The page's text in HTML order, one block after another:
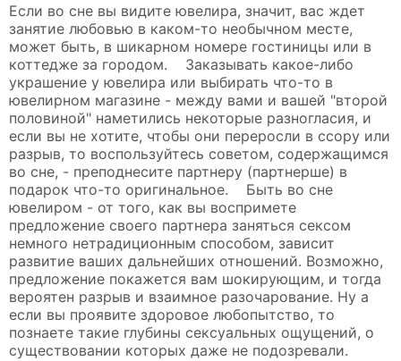
Если во сне вы видите ювелира, значит, вас ждет
занятие любовью в каком-то необычном месте,
может быть, в шикарном номере гостиницы или в
коттедже за городом. Заказывать какое-либо
украшение у ювелира или выбирать что-то в
ювелирном магазине - между вами и вашей "второй
половиной" наметились некоторые разногласия, и
если вы не хотите, чтобы они переросли в ссору или
разрыв, то воспользуйтесь советом, содержащимся
во сне, - преподнесите партнеру (партнерше) в
подарок что-то оригинальное. Быть во сне
ювелиром - от того, как вы воспримете
предложение своего партнера заняться сексом
немного нетрадиционным способом, зависит
развитие ваших дальнейших отношений. Возможно,
предложение покажется вам шокирующим, и тогда
вероятен разрыв и взаимное разочарование. Ну а
если вы проявите здоровое любопытство, то
познаете такие глубины сексуальных ощущений, о
существовании которых даже не подозревали.